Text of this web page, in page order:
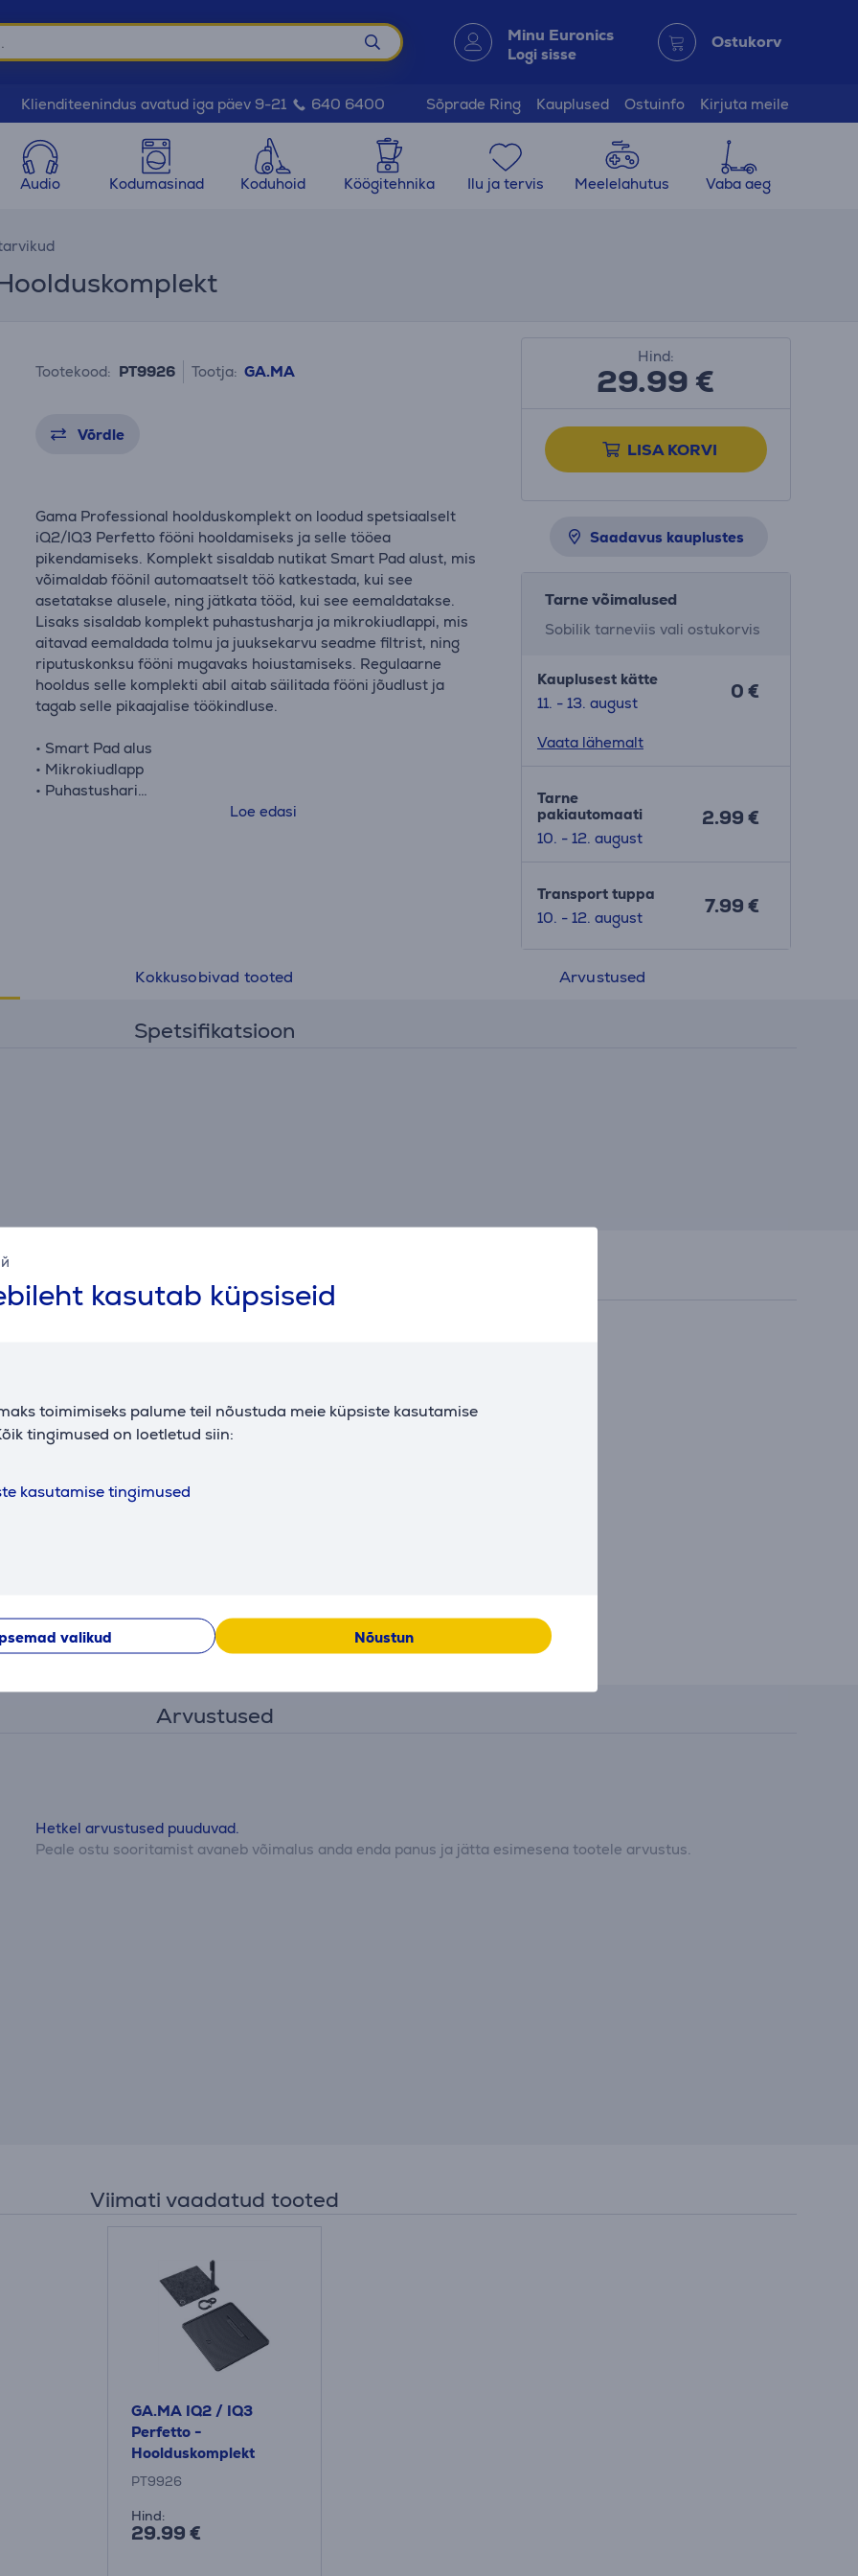
kasutab küpsiseid
toimimiseks palume teil nõustuda meie küpsiste kasutamise
tingimused on loetletud siin:
kasutamise tingimused
valikud Nõustun
Minu Euronics
Logi sisse
Ostukorv
Klienditeenindus avatud iga päev 9-21 640 6400 Sõprade Ring Kauplused Ostuinfo Kirjuta meile
Audio Kodumasinad Koduhoid Köögitehnika Ilu ja tervis Meelelahutus Vaba aeg
Tootekood: PT9926 Tootja: GA.MA
Võrdle
Gama Professional hoolduskomplekt on loodud spetsiaalselt
iQ2/IQ3 Perfetto fööni hooldamiseks ja selle tööea
pikendamiseks. Komplekt sisaldab nutikat Smart Pad alust, mis
võimaldab föönil automaatselt töö katkestada, kui see
asetatakse alusele, ning jätkata tööd, kui see eemaldatakse.
Lisaks sisaldab komplekt puhastusharja ja mikrokiudlappi, mis
aitavad eemaldada tolmu ja juuksekarvu seadme filtrist, ning
riputuskonksu fööni mugavaks hoiustamiseks.​ Regulaarne
hooldus selle komplekti abil aitab säilitada fööni jõudlust ja
tagab selle pikaajalise töökindluse.
• Smart Pad alus
• Mikrokiudlapp
• Puhastushari
Loe edasi
Hind:
29.99€
LISA KORVI
Saadavus kauplustes
Tarne võimalused
Sobilik tarneviis vali ostukorvis
Kauplusest kätte
11. - 13. august
0 €
Vaata lähemalt
Tarne
pakiautomaati
10. - 12. august
2.99 €
Transport tuppa
10. - 12. august
7.99 €
Kokkusobivad tooted Arvustused
Spetsifikatsioon
Tarvikud
GA.MA IQ3 Perfetto,
259.99 €
Arvustused
Hetkel arvustused puuduvad.
Peale ostu sooritamist avaneb võimalus anda enda panus ja jätta esimesena tootele arvustus.
Viimati vaadatud tooted
GA.MA IQ2 / IQ3
Perfetto -
Hoolduskomplekt
PT9926
Hind:
29.99 €